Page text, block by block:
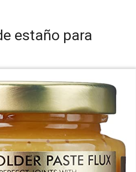
estaño para